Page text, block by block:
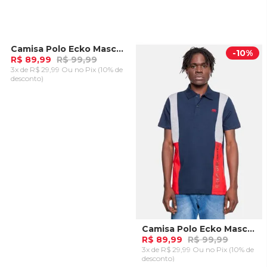
-10%Camisa Polo Ecko Masculina Crew Preta
R$ 89,99 R$ 99,99
3x de R$ 29,99 Ou no Pix (10% de
desconto)
-10%
Camisa Polo Ecko Masculina Crew Marinho Navy Hipnose
R$ 89,99 R$ 99,99
3x de R$ 29,99 Ou no Pix (10% de
desconto)